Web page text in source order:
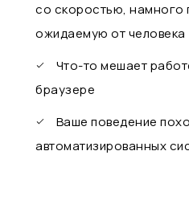
со скоростью,
ожидаемую от человека
Что-то мешает
браузере
Ваше поведение
автоматизированных